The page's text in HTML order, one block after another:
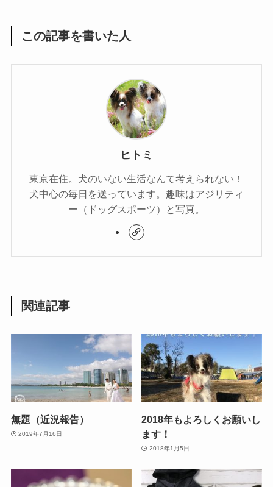
この記事を書いた人
ヒトミ
東京在住。犬のいない生活なんて考えられない！
犬中心の毎日を送っています。趣味はアジリティ
ー（ドッグスポーツ）と写真。
関連記事
無題（近況報告）
2019年7月16日
2018年もよろしくお願いし
ます！
2018年1月5日